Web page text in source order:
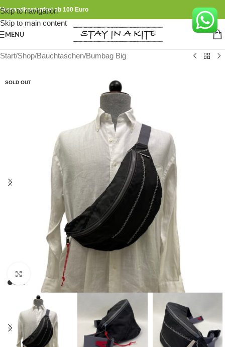
Skip to navigation
Skip to main content
Versandkostenfrei ab 100 Euro
MENU
Start/Shop/Bauchtaschen/Bumbag Big
SOLD OUT
Click to enlarge